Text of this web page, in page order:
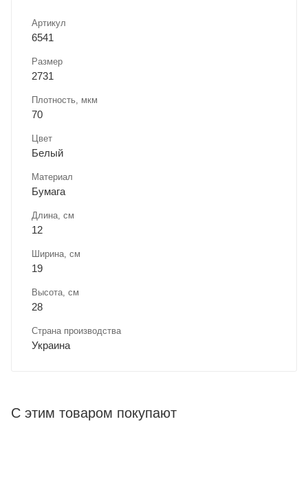
Артикул
6541
Размер
2731
Плотность, мкм
70
Цвет
Белый
Материал
Бумага
Длина, cм
12
Ширина, cм
19
Высота, см
28
Страна производства
Украина
С этим товаром покупают